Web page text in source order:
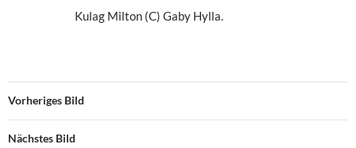
Kulag Milton (C) Gaby Hylla.
Vorheriges Bild
Nächstes Bild